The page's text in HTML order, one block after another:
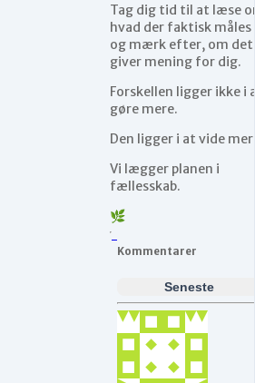
Tag dig tid til at læse
hvad der faktisk måles
og mærk efter, om det
giver mening for dig.
Forskellen ligger ikke i
gøre mere.
Den ligger i at vide
Vi lægger planen i
fællesskab.
🌿
Kommentarer
Seneste